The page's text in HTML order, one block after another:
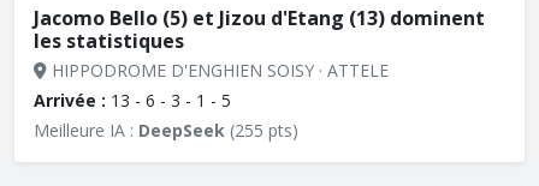
Jacomo Bello (5) et Jizou d'Etang (13) dominent
les statistiques
HIPPODROME D'ENGHIEN SOISY · ATTELE
Arrivée : 13 - 6 - 3 - 1 - 5
Meilleure IA : DeepSeek (255 pts)